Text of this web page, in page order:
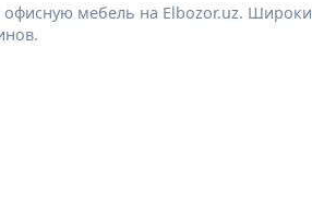
офисную мебель на Elbozor.uz.